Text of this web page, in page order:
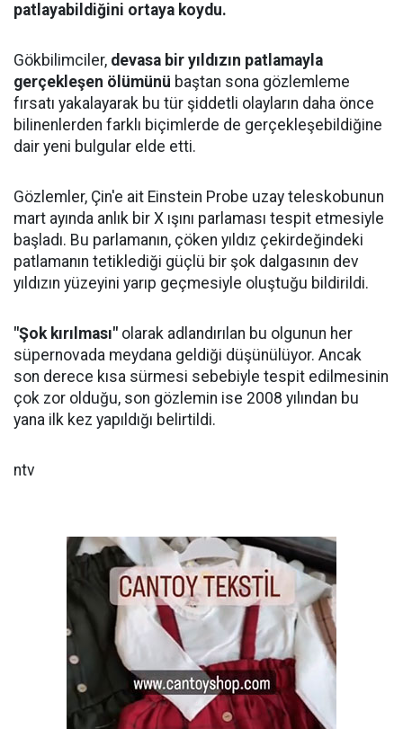
patlayabildiğini ortaya koydu.
Gökbilimciler, devasa bir yıldızın patlamayla
gerçekleşen ölümünü baştan sona gözlemleme
fırsatı yakalayarak bu tür şiddetli olayların daha önce
bilinenlerden farklı biçimlerde de gerçekleşebildiğine
dair yeni bulgular elde etti.
Gözlemler, Çin'e ait Einstein Probe uzay teleskobunun
mart ayında anlık bir X ışını parlaması tespit etmesiyle
başladı. Bu parlamanın, çöken yıldız çekirdeğindeki
patlamanın tetiklediği güçlü bir şok dalgasının dev
yıldızın yüzeyini yarıp geçmesiyle oluştuğu bildirildi.
"Şok kırılması" olarak adlandırılan bu olgunun her
süpernovada meydana geldiği düşünülüyor. Ancak
son derece kısa sürmesi sebebiyle tespit edilmesinin
çok zor olduğu, son gözlemin ise 2008 yılından bu
yana ilk kez yapıldığı belirtildi.
ntv